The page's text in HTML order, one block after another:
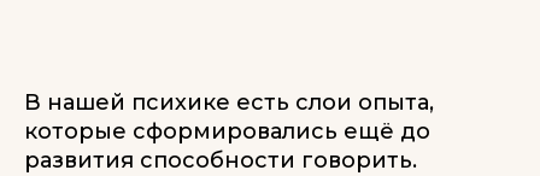
В нашей психике есть слои опыта,
которые сформировались ещё до
развития способности говорить.